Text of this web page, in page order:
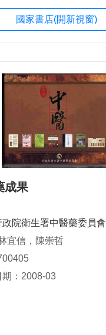
國家書店(開新視窗)
成果
政院衛生署中醫藥委員會
宜信，陳崇哲
：2008-03